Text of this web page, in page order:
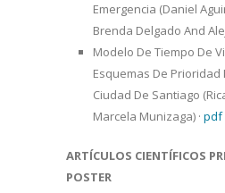
Emergencia (Daniel
Brenda Delgado And
Modelo De Tiempo De
Esquemas De Prioridad
Ciudad De Santiago
Marcela Munizaga) · pdf
ARTÍCULOS CIENTÍFICOS
POSTER